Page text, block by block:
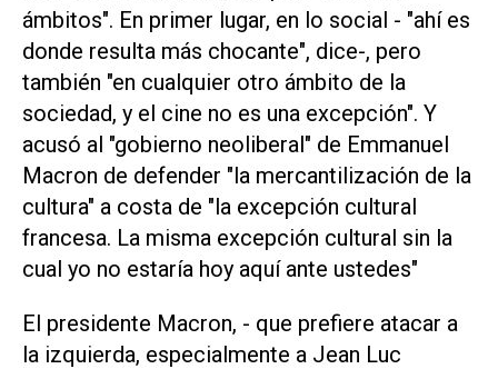
ámbitos". En primer lugar, en lo social - "ahí es
donde resulta más chocante", dice-, pero
también "en cualquier otro ámbito de la
sociedad, y el cine no es una excepción". Y
acusó al "gobierno neoliberal" de Emmanuel
Macron de defender "la mercantilización de la
cultura" a costa de "la excepción cultural
francesa. La misma excepción cultural sin la
cual yo no estaría hoy aquí ante ustedes"
El presidente Macron, - que prefiere atacar a
la izquierda, especialmente a Jean Luc